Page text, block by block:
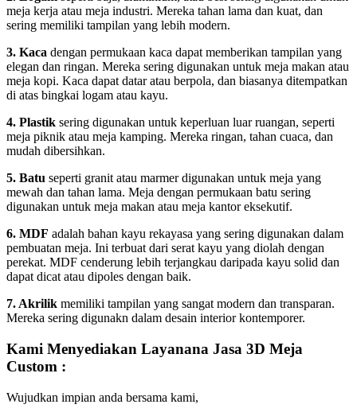
meja kerja atau meja industri. Mereka tahan lama dan kuat, dan
sering memiliki tampilan yang lebih modern.
3. Kaca dengan permukaan kaca dapat memberikan tampilan yang
elegan dan ringan. Mereka sering digunakan untuk meja makan atau
meja kopi. Kaca dapat datar atau berpola, dan biasanya ditempatkan
di atas bingkai logam atau kayu.
4. Plastik sering digunakan untuk keperluan luar ruangan, seperti
meja piknik atau meja kamping. Mereka ringan, tahan cuaca, dan
mudah dibersihkan.
5. Batu seperti granit atau marmer digunakan untuk meja yang
mewah dan tahan lama. Meja dengan permukaan batu sering
digunakan untuk meja makan atau meja kantor eksekutif.
6. MDF adalah bahan kayu rekayasa yang sering digunakan dalam
pembuatan meja. Ini terbuat dari serat kayu yang diolah dengan
perekat. MDF cenderung lebih terjangkau daripada kayu solid dan
dapat dicat atau dipoles dengan baik.
7. Akrilik memiliki tampilan yang sangat modern dan transparan.
Mereka sering digunakn dalam desain interior kontemporer.
Kami Menyediakan Layanana Jasa 3D Meja
Custom :
Wujudkan impian anda bersama kami,